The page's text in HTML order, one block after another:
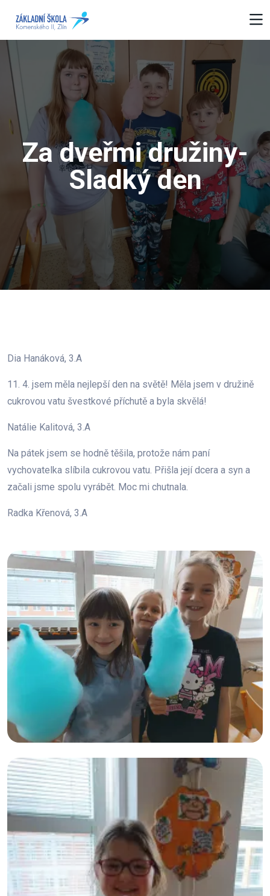
Za dveřmi družiny-
Sladký den
Dia Hanáková, 3.A
11. 4. jsem měla nejlepší den na světě! Měla jsem v družině
cukrovou vatu švestkové příchutě a byla skvělá!
Natálie Kalitová, 3.A
Na pátek jsem se hodně těšila, protože nám paní
vychovatelka slíbila cukrovou vatu. Přišla její dcera a syn a
začali jsme spolu vyrábět. Moc mi chutnala.
Radka Křenová, 3.A